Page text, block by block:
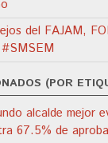
del FAJAM,
(POR
alcalde mejor
67.5% de